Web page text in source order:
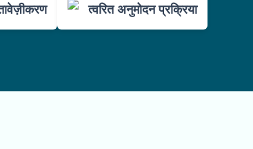
त्वरित अनुमोदन प्रक्रिया